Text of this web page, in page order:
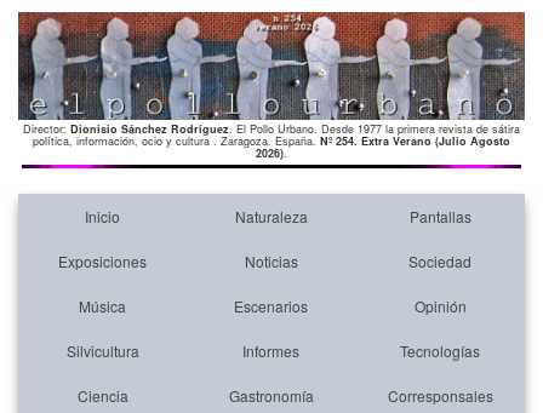
Director: Dionisio Sánchez Rodríguez. El Pollo Urbano. Desde 1977 la primera revista de sátira
política, información, ocio y cultura . Zaragoza. España. Nº 254. Extra Verano (Julio Agosto
2026).
Inicio Naturaleza Pantallas
Exposiciones Noticias Sociedad
Música Escenarios Opinión
Silvicultura Informes Tecnologías
Ciencia Gastronomía Corresponsales